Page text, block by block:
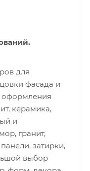
для
фасада и
оформления
керамика,
и
гранит,
затирки,
выбор